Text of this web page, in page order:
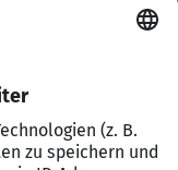
unserer Stores
Herzen: Wir